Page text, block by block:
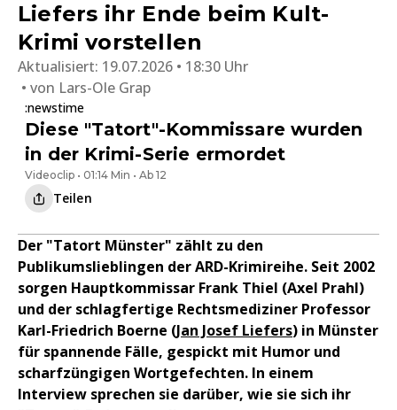
Liefers ihr Ende beim Kult-
Krimi vorstellen
Aktualisiert: 19.07.2026 • 18:30 Uhr
von Lars-Ole Grap
:newstime
Diese "Tatort"-Kommissare wurden
in der Krimi-Serie ermordet
Videoclip • 01:14 Min • Ab 12
Teilen
Der "Tatort Münster" zählt zu den
Publikumslieblingen der ARD-Krimireihe. Seit 2002
sorgen Hauptkommissar Frank Thiel (Axel Prahl)
und der schlagfertige Rechtsmediziner Professor
Karl-Friedrich Boerne (Jan Josef Liefers) in Münster
für spannende Fälle, gespickt mit Humor und
scharfzüngigen Wortgefechten. In einem
Interview sprechen sie darüber, wie sie sich ihr